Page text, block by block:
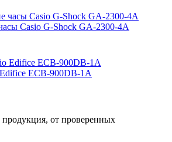
Casio G-Shock GA-2300-4A
ECB-900DB-1A
продукция, от проверенных